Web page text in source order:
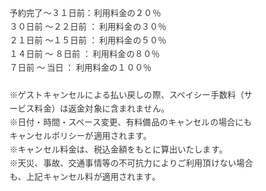
【お支払方法：銀行振り込み・クレジットカード・請求書払い
（メール）】
ステップ3：予約後、メールで、スペースの詳細メッセージ(入退
室方法や注意事項、ご利用ガイド)を確認
ステップ4：ご予約日当日にスペースご利用
ステップ5：スペースご利用後、メールにてご退室報告
※ご退室報告がない場合、延長料金が発生する恐れがあります。
◆飲食・アルコール・喫煙について
予約完了～３１日前：利用料金の２０％
３０日前 ～２２日前 ： 利用料金の３０％
２１日前 ～１５日前 ： 利用料金の５０％
１４日前 ～ ８日前 ： 利用料金の８０％
７日前 ～ 当日 ： 利用料金の１００％
※ゲストキャンセルによる払い戻しの際、スペイシー手数料（サ
ービス料金）は返金対象に含まれません。
※日付・時間・スペース変更、有料備品のキャンセルの場合にも
キャンセルポリシーが適用されます。
※キャンセル料金は、税込金額をもとに算出いたします。
※天災、事故、交通事情等の不可抗力によりご利用頂けない場合
も、上記キャンセル料が適用されます。